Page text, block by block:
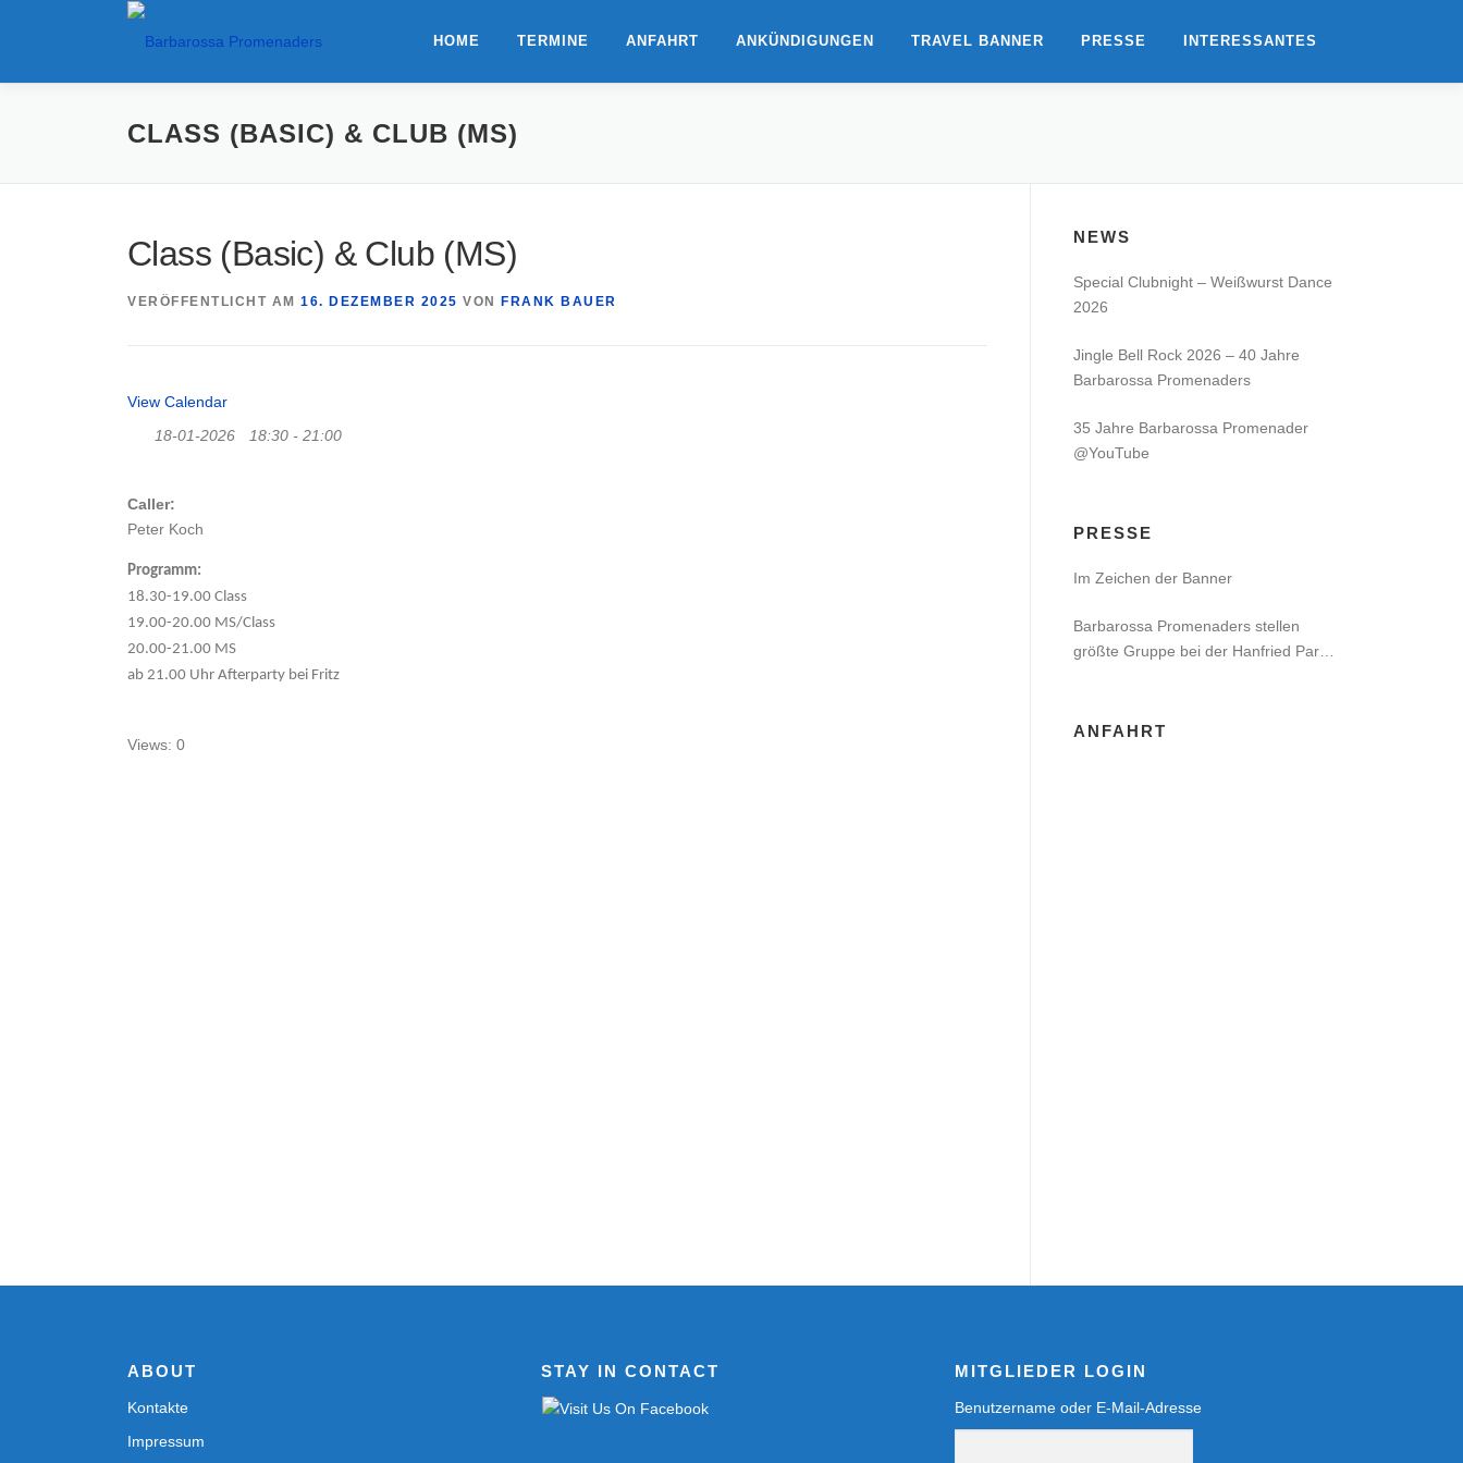
HOME TERMINE ANFAHRT ANKÜNDIGUNGEN TRAVEL BANNER PRESSE INTERESSANTES
CLASS (BASIC) & CLUB (MS)
Class (Basic) & Club (MS)
VERÖFFENTLICHT AM 16. DEZEMBER 2025 VON FRANK BAUER
View Calendar
18-01-2026
18:30 - 21:00
Caller:
Peter Koch
Programm:
18.30-19.00 Class
19.00-20.00 MS/Class
20.00-21.00 MS
ab 21.00 Uhr Afterparty bei Fritz
Views: 0
NEWS
Special Clubnight – Weißwurst Dance
2026
Jingle Bell Rock 2026 – 40 Jahre
Barbarossa Promenaders
35 Jahre Barbarossa Promenader
@YouTube
PRESSE
Im Zeichen der Banner
Barbarossa Promenaders stellen
größte Gruppe bei der Hanfried Party
ANFAHRT
ABOUT
Kontakte
Impressum
STAY IN CONTACT MITGLIEDER LOGIN
Benutzername oder E-Mail-Adresse